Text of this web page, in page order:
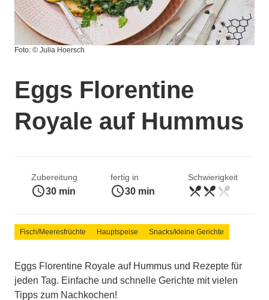
Foto: © Julia Hoersch
Eggs Florentine
Royale auf Hummus
Zubereitung
access_time30 min
fertig in
access_time30 min
Schwierigkeit
mittel
restaurant_menurestaurant_menu restaurant_menu
Fisch/Meeresfrüchte Hauptspeise Snacks/kleine Gerichte
Eggs Florentine Royale auf Hummus und Rezepte für
jeden Tag. Einfache und schnelle Gerichte mit vielen
Tipps zum Nachkochen!